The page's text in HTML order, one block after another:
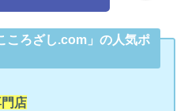
ころざし.com」の人気ポ
店